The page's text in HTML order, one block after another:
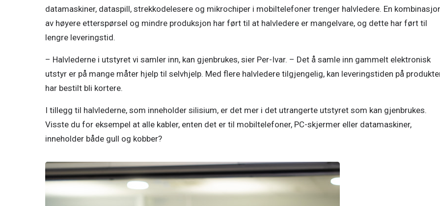
datamaskiner, dataspill, strekkodelesere og mikrochiper i mobiltelefoner trenger halvledere. En
av høyere etterspørsel og mindre produksjon har ført til at halvledere er mangelvare, og dette har ført til
lengre leveringstid.
– Halvlederne i utstyret vi samler inn, kan gjenbrukes, sier Per-Ivar. – Det å samle inn gammelt elektronisk
utstyr er på mange måter hjelp til selvhjelp. Med flere halvledere tilgjengelig, kan leveringstiden på
har bestilt bli kortere.
I tillegg til halvlederne, som inneholder silisium, er det mer i det utrangerte utstyret som kan gjenbrukes.
Visste du for eksempel at alle kabler, enten det er til mobiltelefoner, PC-skjermer eller datamaskiner,
inneholder både gull og kobber?